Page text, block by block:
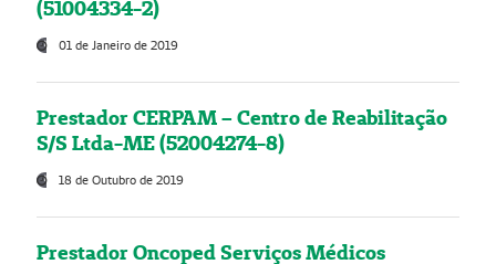
(51004334-2)
01 de Janeiro de 2019
Prestador CERPAM – Centro de Reabilitação
S/S Ltda-ME (52004274-8)
18 de Outubro de 2019
Prestador Oncoped Serviços Médicos